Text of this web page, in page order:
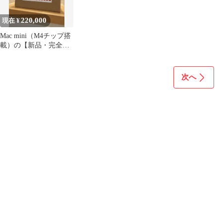
現在 ¥220,000
Mac mini（M4チップ搭
載）の【新品・完全未
次へ